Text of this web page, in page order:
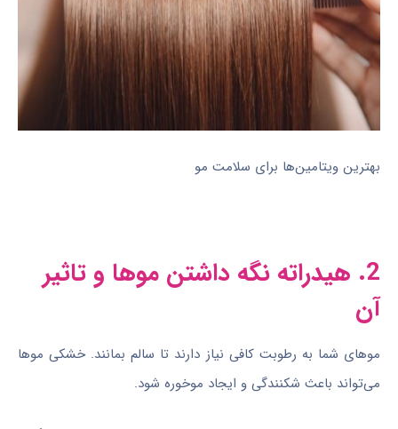
بهترین ویتامین‌ها برای سلامت مو
2. هیدراته نگه داشتن موها و تاثیر
آن
موهای شما به رطوبت کافی نیاز دارند تا سالم بمانند. خشکی موها
می‌تواند باعث شکنندگی و ایجاد موخوره شود.